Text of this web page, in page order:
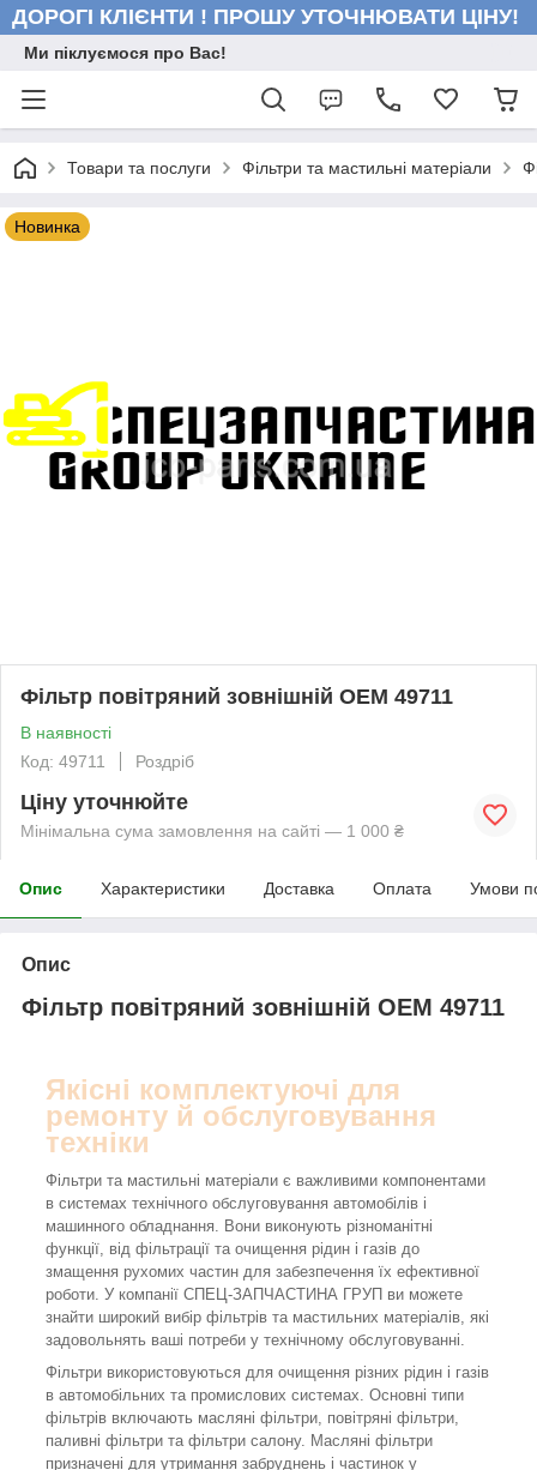
ДОРОГІ КЛІЄНТИ ! ПРОШУ УТОЧНЮВАТИ ЦІНУ!
Ми піклуємося про Вас!
Товари та послуги Фільтри та мастильні матеріали
Новинка
Фільтр повітряний зовнішній OEM 49711
В наявності
Код: 49711
Роздріб
Ціну уточнюйте
Мінімальна сума замовлення на сайті — 1 000 ₴
Опис Характеристики Доставка Оплата Умови
Опис
Фільтр повітряний зовнішній OEM 49711
Якісні комплектуючі для
ремонту й обслуговування
техніки
Фільтри та мастильні матеріали є важливими компонентами
в системах технічного обслуговування автомобілів і
машинного обладнання. Вони виконують різноманітні
функції, від фільтрації та очищення рідин і газів до
змащення рухомих частин для забезпечення їх ефективної
роботи. У компанії СПЕЦ-ЗАПЧАСТИНА ГРУП ви можете
знайти широкий вибір фільтрів та мастильних матеріалів, які
задовольнять ваші потреби у технічному обслуговуванні.
Фільтри використовуються для очищення різних рідин і газів
в автомобільних та промислових системах. Основні типи
фільтрів включають масляні фільтри, повітряні фільтри,
паливні фільтри та фільтри салону. Масляні фільтри
призначені для утримання забруднень і частинок у